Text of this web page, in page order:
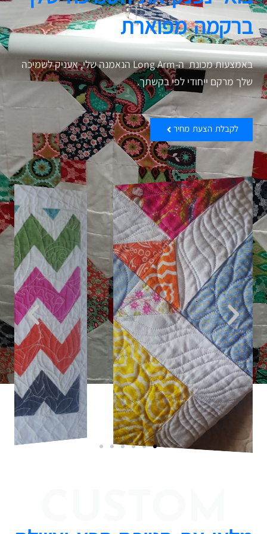
ברקמה מפוארת
באמצעות מכונת ה-Long Arm הנאמנה שלי, אעניק לשמיכה
שלך מרקם ייחודי לפי בקשתך.
לקבלת הצעת מחיר